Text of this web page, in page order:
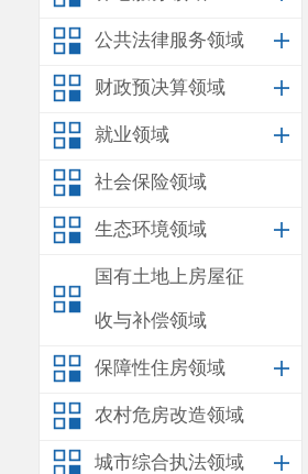
公共法律服务领域
财政预决算领域
就业领域
社会保险领域
生态环境领域
国有土地上房屋征
收与补偿领域
保障性住房领域
农村危房改造领域
城市综合执法领域